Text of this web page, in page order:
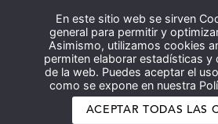
En este sitio web se sirven
general para permitir y
Asimismo, utilizamos cookies
permiten elaborar estadísticas y
de la web. Puedes aceptar el
como se expone en nuestra
ACEPTAR TODAS LAS